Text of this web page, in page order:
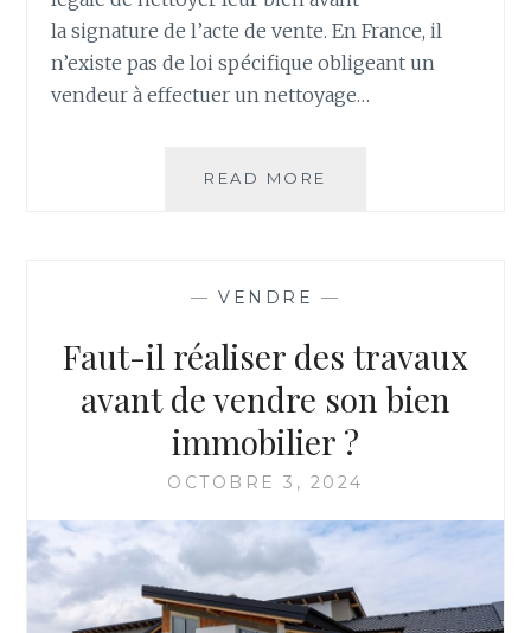
la signature de l’acte de vente. En France, il
n’existe pas de loi spécifique obligeant un
vendeur à effectuer un nettoyage…
READ MORE
LÉGALE
SIMPLE
CONSEIL
— VENDRE —
Faut-il réaliser des travaux
avant de vendre son bien
immobilier ?
OCTOBRE 3, 2024